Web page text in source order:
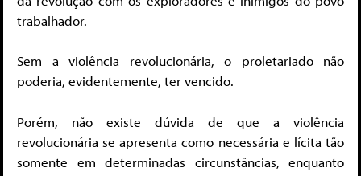
trabalhador.
Sem a violência revolucionária, o proletariado não
poderia, evidentemente, ter vencido.
Porém, não existe dúvida de que a violência
revolucionária se apresenta como necessária e lícita tão
somente em determinadas circunstâncias, enquanto